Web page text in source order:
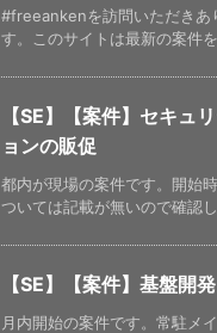
#freeankenを訪問いただきあ
す。このサイトは最新の案件
【SE】【案件】セキュ
ョンの販促
都内が現場の案件です。開始
ついては記載が無いので確認
【SE】【案件】基盤開
月内開始の案件です。常駐メ